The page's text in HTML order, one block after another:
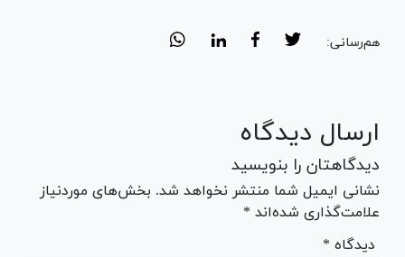
هم‌رسانی:
ارسال دیدگاه
دیدگاهتان را بنویسید
نشانی ایمیل شما منتشر نخواهد شد. بخش‌های موردنیاز
علامت‌گذاری شده‌اند *
* دیدگاه